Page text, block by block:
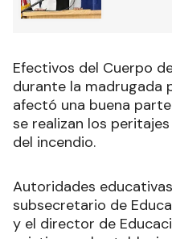
1
Efectivos del Cuerpo
durante la madrugada
se realizan los
del incendio.